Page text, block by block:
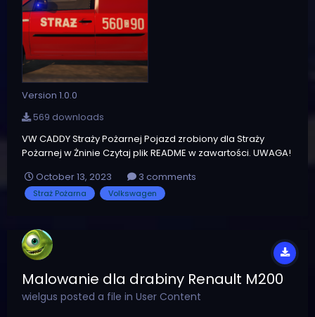
Version 1.0.0
569 downloads
VW CADDY Straży Pożarnej Pojazd zrobiony dla Straży
Pożarnej w Żninie Czytaj plik README w zawartości. UWAGA!
bez zgody autorów.
October 13, 2023 3 comments
Straż Pożarna Volkswagen
Malowanie dla drabiny Renault M200
wielgus posted a file in User Content